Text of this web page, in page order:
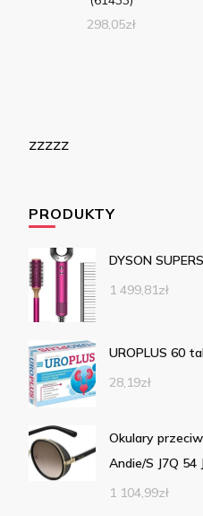
298,05zł
zzzzz
PRODUKTY
DYSON
1 499,81zł
UROPLUS 60
28,19zł
Okulary
Andie/S J7Q 54
1 104,99zł